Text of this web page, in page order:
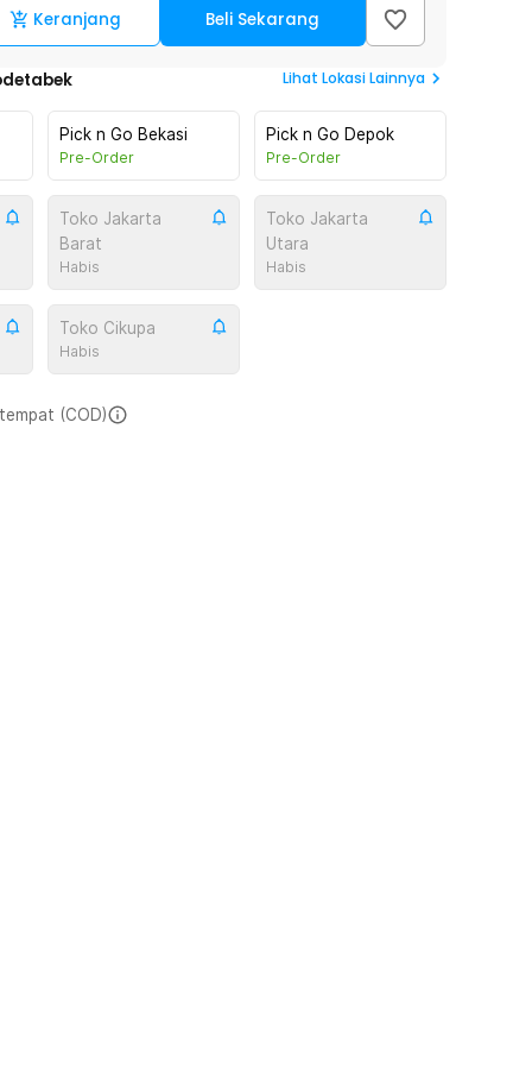
Keranjang Beli Sekarang
Lihat Lokasi Lainnya
Pick n Go Bekasi
Pre-Order
Pick n Go Depok
Pre-Order
Toko Jakarta
Barat
Habis
Toko Jakarta
Utara
Habis
Toko Cikupa
Habis
(COD)